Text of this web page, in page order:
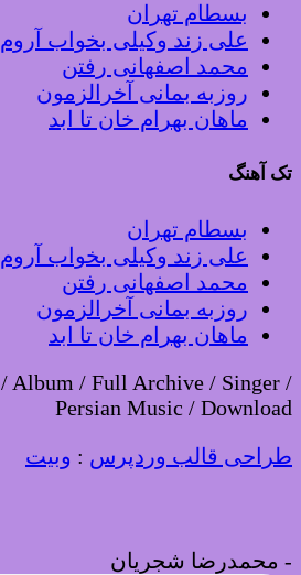
بسطام تهران
علی زند وکیلی بخواب آروم
محمد اصفهانی رفتن
روزبه بمانی آخرالزمون
ماهان بهرام خان تا ابد
تک آهنگ
بسطام تهران
علی زند وکیلی بخواب آروم
محمد اصفهانی رفتن
روزبه بمانی آخرالزمون
ماهان بهرام خان تا ابد
Album / Full Archive / Singer /
Persian Music / Download
طراحی قالب وردپرس : وبیت
- محمدرضا شجریان